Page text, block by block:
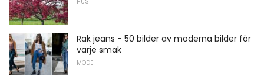
Rak jeans - 50 bilder av moderna bilder för
varje smak
MODE